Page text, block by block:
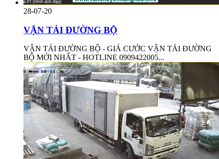
28-07-20
VẬN TẢI ĐƯỜNG BỘ
VẬN TẢI ĐƯỜNG BỘ - GIÁ CƯỚC VẬN TẢI ĐƯỜNG
BỘ MỚI NHẤT - HOTLINE 0909422005...